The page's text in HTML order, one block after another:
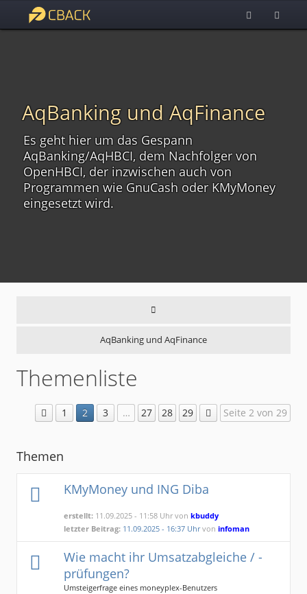
AqBanking und AqFinance
Es geht hier um das Gespann
AqBanking/AqHBCI, dem Nachfolger von
OpenHBCI, der inzwischen auch von
Programmen wie GnuCash oder KMyMoney
eingesetzt wird.
AqBanking und AqFinance
Themenliste
1 2 3 … 27 28 29 Seite 2 von 29
Themen
KMyMoney und ING Diba
erstellt: 11.09.2025 - 11:58 Uhr vonkbuddy
letzter Beitrag: 11.09.2025 - 16:37 Uhrvoninfoman
Wie macht ihr Umsatzabgleiche / -
prüfungen?
Umsteigerfrage eines moneyplex-Benutzers